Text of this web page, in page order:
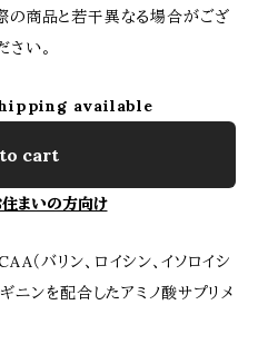
の商品と若干異なる場合がござ
い。
available
cart
まいの方向け
（バリン、ロイシン、イソロイシ
ニンを配合したアミノ酸サプリメ